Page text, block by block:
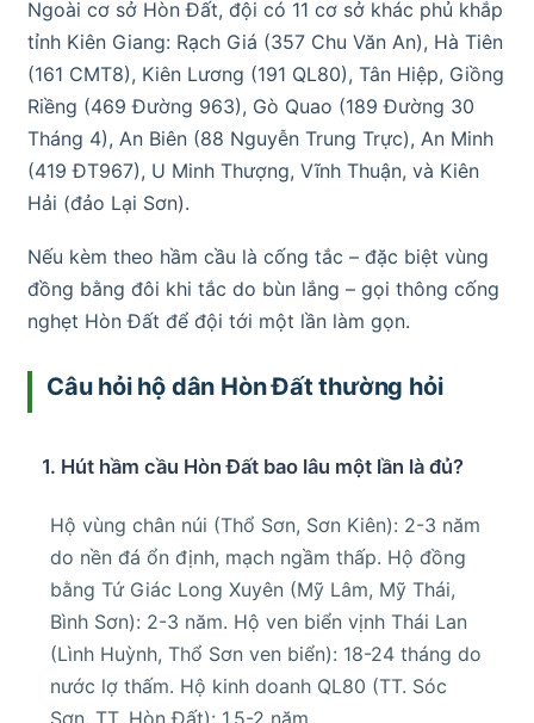
Ngoài cơ sở Hòn Đất, đội có 11 cơ sở khác phủ khắp
tỉnh Kiên Giang: Rạch Giá (357 Chu Văn An), Hà Tiên
(161 CMT8), Kiên Lương (191 QL80), Tân Hiệp, Giồng
Riềng (469 Đường 963), Gò Quao (189 Đường 30
Tháng 4), An Biên (88 Nguyễn Trung Trực), An Minh
(419 ĐT967), U Minh Thượng, Vĩnh Thuận, và Kiên
Hải (đảo Lại Sơn).
Nếu kèm theo hầm cầu là cống tắc – đặc biệt vùng
đồng bằng đôi khi tắc do bùn lắng – gọi thông cống
nghẹt Hòn Đất để đội tới một lần làm gọn.
Câu hỏi hộ dân Hòn Đất thường hỏi
1. Hút hầm cầu Hòn Đất bao lâu một lần là đủ?
Hộ vùng chân núi (Thổ Sơn, Sơn Kiên): 2-3 năm
do nền đá ổn định, mạch ngầm thấp. Hộ đồng
bằng Tứ Giác Long Xuyên (Mỹ Lâm, Mỹ Thái,
Bình Sơn): 2-3 năm. Hộ ven biển vịnh Thái Lan
(Lình Huỳnh, Thổ Sơn ven biển): 18-24 tháng do
nước lợ thấm. Hộ kinh doanh QL80 (TT. Sóc
Sơn, TT. Hòn Đất): 1.5-2 năm.